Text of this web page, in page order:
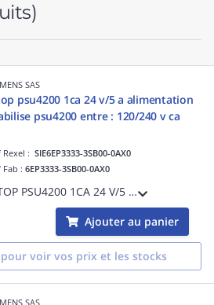
SAS
psu4200 1ca 24 v/5 a alimentation
psu4200 entre : 120/240 v ca
Rexel :SIE6EP3333-3SB00-0AX0
Fab :6EP3333-3SB00-0AX0
SITOP PSU4200 1CA 24 V/5 A alimentation stabilise PSU4200 entre : 120/240 V CA sortie : 24 V CC/5 A
Ajouter au panier
voir vos prix et les stocks
SAS